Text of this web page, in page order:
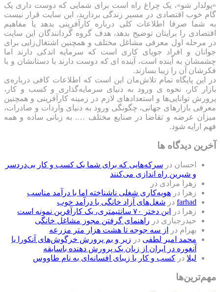
«پولدار شو»، یک چراغ راه است برای شمایی که دوست داری یک
گام خوب اقتصادی در مسیر زندگی بردارید، این سایت قرار نیست
به شما صرفا اطلاعات کلی درباره کارآفرینی بدهد یا مفاهیم
اقتصادی را برایتان توضیح بدهد، هدف گروه گردانندگان این سایت
در مرحله اول معرفی مشاغل مختلف و همچنین اشتغال‌زایی برای
جوانان و افراد جویای کاری است که سرمایه اندکی دارند اما
چشمشان به آینده است، آینده ای که دوست دارند با دستانشان و با
فکرشان آن را زیبا بسازند.
در این پایگاه تمام تلاش‌مان این است که ‌اطلاعات کافی درباره‌ی
بازار کار، نحوه ی ورود به دنیای سرمایه‌گذاری و کسب و کار،
پرورش توانایی‌ها و استعدادهای لازم در زمینه کارآفرینی و همچنین
معرفی بازارهای جهانی، چگونگی ورود به دنیای واردات و صادرات،
میزان عرضه و تقاضا در صنایع مختلف …. به زبانی ساده و همه
فهم ارایه شود.
آخرین دیدگاه ها
احسان در سرکه‌هایی که برای شما یک کسب و کار بی‌دردسر
و شیرین راه اندازی می‌کنند
زهرا مرادی در
زهرا
در هویه‌کاری شغلی ناشناخته اما با درآمد مناسب
farhad در شغل‌های آزاد خانگی با درآمد خوب
زهرا
در
این دختر ۷۰ سانتیمتری، یک کارآفرین نمونه است
حیدرجباری در راهنمای گرفتن مجوز مشاغل خانگی
بهرام در
از سه جوجه تا هشت هزار متر مزرعه
محمد امیر لطفی در زیر و بم پرورش خرگوش‌های آنکورا یا
آنغوره در ایران از زبان یک پرورش دهنده باسابقه
لیلا در کسب و کار با زیبای افسانه‌ای به نام طاووس
مهم‌ترین‌ها